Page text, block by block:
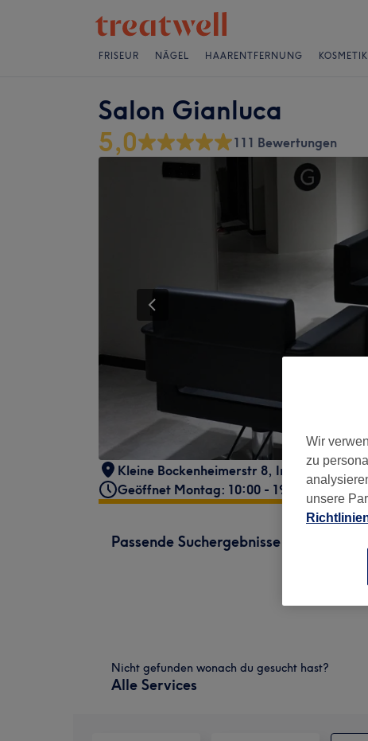
FRISEUR NÄGEL HAARENTFERNUNG KOSMETIK
Salon Gianluca
5,0 111 Bewertungen
Kleine Bockenheimerstr 8, Innenstadt I,
Geöffnet Montag: 10:00 - 19:00
Passende Suchergebnisse
Nicht gefunden wonach du gesucht hast?
Alle Services
Wir
zu
unsere